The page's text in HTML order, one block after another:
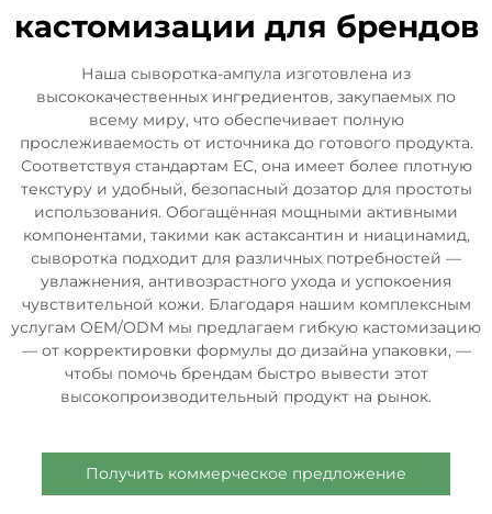
кастомизации для брендов
Наша сыворотка-ампула изготовлена из
высококачественных ингредиентов, закупаемых по
всему миру, что обеспечивает полную
прослеживаемость от источника до готового продукта.
Соответствуя стандартам ЕС, она имеет более плотную
текстуру и удобный, безопасный дозатор для простоты
использования. Обогащённая мощными активными
компонентами, такими как астаксантин и ниацинамид,
сыворотка подходит для различных потребностей —
увлажнения, антивозрастного ухода и успокоения
чувствительной кожи. Благодаря нашим комплексным
услугам OEM/ODM мы предлагаем гибкую кастомизацию
— от корректировки формулы до дизайна упаковки, —
чтобы помочь брендам быстро вывести этот
высокопроизводительный продукт на рынок.
Получить коммерческое предложение